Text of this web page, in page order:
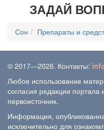
ЗАДАЙ
Сон Препараты и
© 2017—2026. Контакты:
Любое использование
согласия редакции портала
первоисточник.
Информация,
исключительно для